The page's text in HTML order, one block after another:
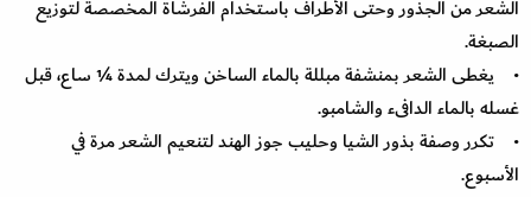
الشعر من الجذور وحتى الأطراف باستخدام الفرشاة المخصصة لتوزيع
الصبغة.
• يغطى الشعر بمنشفة مبللة بالماء الساخن ويترك لمدة ¼ ساع، قبل
غسله بالماء الدافىء والشامبو.
• تكرر وصفة بذور الشيا وحليب جوز الهند لتنعيم الشعر مرة في
الأسبوع.